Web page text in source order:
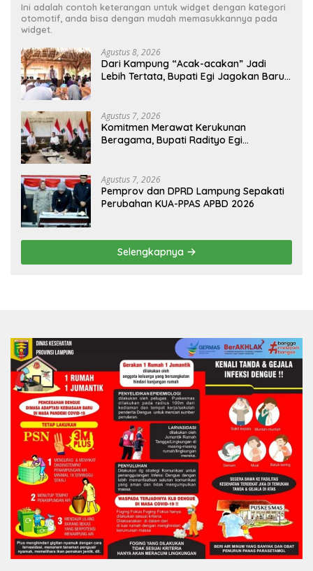
Ini adalah contoh keterangan untuk widget dengan kategori
otomotif, anda bisa dengan mudah memasukkannya pada
widget.
Agustus 8, 2026
Dari Kampung “Acak-acakan” Jadi
Lebih Tertata, Bupati Egi Jagokan Baru
Agustus 7, 2026
Komitmen Merawat Kerukunan
Beragama, Bupati Radityo Egi
Agustus 7, 2026
Pemprov dan DPRD Lampung Sepakati
Perubahan KUA-PPAS APBD 2026
Selengkapnya